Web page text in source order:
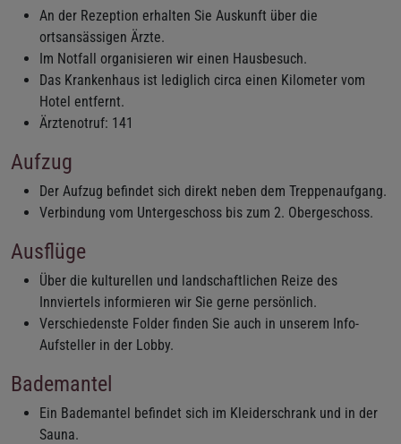
An der Rezeption erhalten Sie Auskunft über die
ortsansässigen Ärzte.
Im Notfall organisieren wir einen Hausbesuch.
Das Krankenhaus ist lediglich circa einen Kilometer vom
Hotel entfernt.
Ärztenotruf: 141
Aufzug
Der Aufzug befindet sich direkt neben dem Treppenaufgang.
Verbindung vom Untergeschoss bis zum 2. Obergeschoss.
Ausflüge
Über die kulturellen und landschaftlichen Reize des
Innviertels informieren wir Sie gerne persönlich.
Verschiedenste Folder finden Sie auch in unserem Info-
Aufsteller in der Lobby.
Bademantel
Ein Bademantel befindet sich im Kleiderschrank und in der
Sauna.